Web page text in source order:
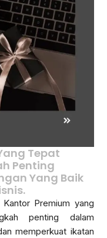
Tepat
Penting
Yang Baik
Premium yang
penting dalam
memperkuat ikatan